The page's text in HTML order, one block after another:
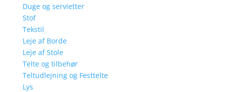
Duge og servietter
Stof
Tekstil
Leje af Borde
Leje af Stole
Telte og tilbehør
Teltudlejning og Festtelte
Lys